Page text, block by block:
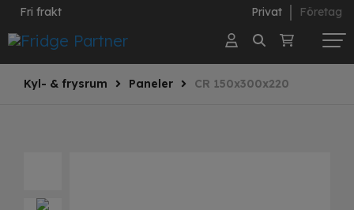
Fri frakt Privat Företag
Kyl- & frysrum Paneler CR 150x300x220